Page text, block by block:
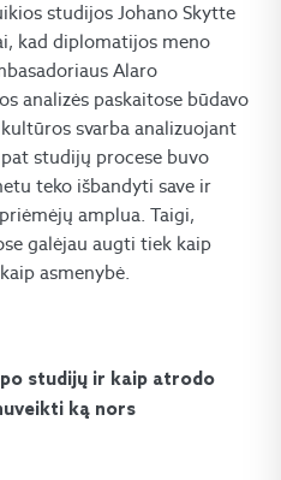
studijos Johano Skytte
kad diplomatijos meno
Alaro
analizės paskaitose būdavo
svarba analizuojant
studijų procese buvo
teko išbandyti save ir
amplua. Taigi,
galėjau augti tiek kaip
asmenybė.
studijų ir kaip atrodo
ką nors